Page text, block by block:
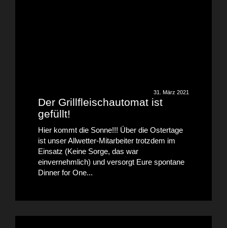
31. März 2021
Der Grillfleischautomat ist
gefüllt!
Hier kommt die Sonne!!! Über die Ostertage
ist unser Allwetter-Mitarbeiter trotzdem im
Einsatz (Keine Sorge, das war
einvernehmlich) und versorgt Eure spontane
Dinner for One...